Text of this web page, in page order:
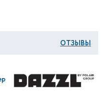
ОТЗЫВЫ